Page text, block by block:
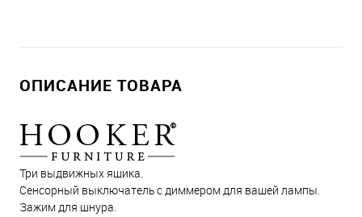
ОПИСАНИЕ ТОВАРА
Три выдвижных ящика.
Сенсорный выключатель с диммером для вашей лампы.
Зажим для шнура.